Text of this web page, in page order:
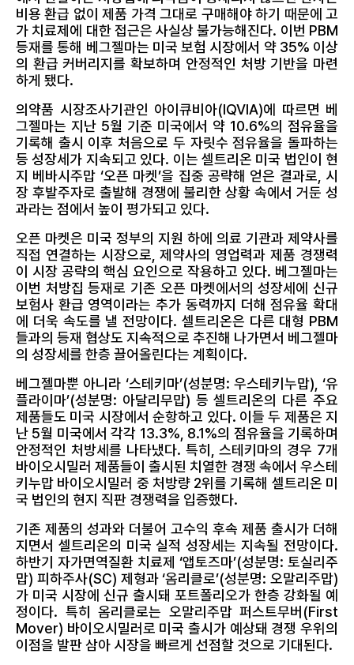
비용 환급 없이 제품 가격 그대로 구매해야 하기 때문에 고
가 치료제에 대한 접근은 사실상 불가능해진다. 이번 PBM
등재를 통해 베그젤마는 미국 보험 시장에서 약 35% 이상
의 환급 커버리지를 확보하며 안정적인 처방 기반을 마련
하게 됐다.
의약품 시장조사기관인 아이큐비아(IQVIA)에 따르면 베
그젤마는 지난 5월 기준 미국에서 약 10.6%의 점유율을
기록해 출시 이후 처음으로 두 자릿수 점유율을 돌파하는
등 성장세가 지속되고 있다. 이는 셀트리온 미국 법인이 현
지 베바시주맙 ‘오픈 마켓’을 집중 공략해 얻은 결과로, 시
장 후발주자로 출발해 경쟁에 불리한 상황 속에서 거둔 성
과라는 점에서 높이 평가되고 있다.
오픈 마켓은 미국 정부의 지원 하에 의료 기관과 제약사를
직접 연결하는 시장으로, 제약사의 영업력과 제품 경쟁력
이 시장 공략의 핵심 요인으로 작용하고 있다. 베그젤마는
이번 처방집 등재로 기존 오픈 마켓에서의 성장세에 신규
보험사 환급 영역이라는 추가 동력까지 더해 점유율 확대
에 더욱 속도를 낼 전망이다. 셀트리온은 다른 대형 PBM
들과의 등재 협상도 지속적으로 추진해 나가면서 베그젤마
의 성장세를 한층 끌어올린다는 계획이다.
베그젤마뿐 아니라 ‘스테키마’(성분명: 우스테키누맙), ‘유
플라이마’(성분명: 아달리무맙) 등 셀트리온의 다른 주요
제품들도 미국 시장에서 순항하고 있다. 이들 두 제품은 지
난 5월 미국에서 각각 13.3%, 8.1%의 점유율을 기록하며
안정적인 처방세를 나타냈다. 특히, 스테키마의 경우 7개
바이오시밀러 제품들이 출시된 치열한 경쟁 속에서 우스테
키누맙 바이오시밀러 중 처방량 2위를 기록해 셀트리온 미
국 법인의 현지 직판 경쟁력을 입증했다.
기존 제품의 성과와 더불어 고수익 후속 제품 출시가 더해
지면서 셀트리온의 미국 실적 성장세는 지속될 전망이다.
하반기 자가면역질환 치료제 ‘앱토즈마’(성분명: 토실리주
맙) 피하주사(SC) 제형과 ‘옴리클로’(성분명: 오말리주맙)
가 미국 시장에 신규 출시돼 포트폴리오가 한층 강화될 예
정이다. 특히 옴리클로는 오말리주맙 퍼스트무버(First
Mover) 바이오시밀러로 미국 출시가 예상돼 경쟁 우위의
이점을 발판 삼아 시장을 빠르게 선점할 것으로 기대된다.